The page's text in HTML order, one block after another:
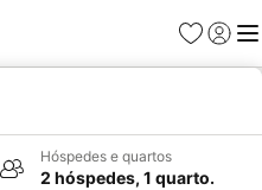
Favoritos
Iniciar
Hóspedes e quartos
2 hóspedes, 1 quarto.